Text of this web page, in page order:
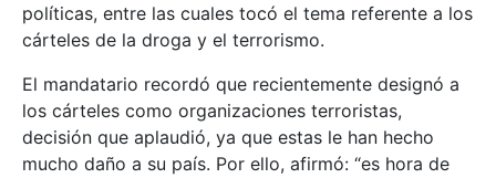
políticas, entre las cuales tocó el tema referente a los
cárteles de la droga y el terrorismo.
El mandatario recordó que recientemente designó a
los cárteles como organizaciones terroristas,
decisión que aplaudió, ya que estas le han hecho
mucho daño a su país. Por ello, afirmó: “es hora de